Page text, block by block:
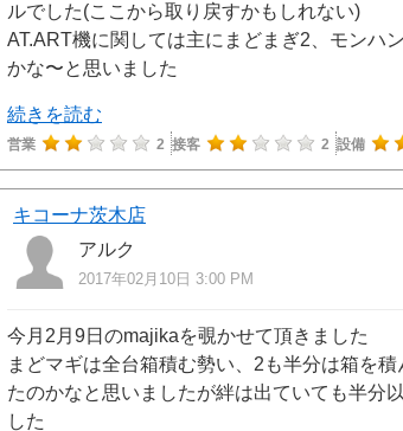
ルでした(ここから取り戻すかもしれない)
AT.ART機に関しては主にまどまぎ2、モンハ
かな〜と思いました
続きを読む
営業 2 接客 2 設備
キコーナ茨木店
アルク
2017年02月10日 3:00 PM
今月2月9日のmajikaを覗かせて頂きました
まどマギは全台箱積む勢い、2も半分は箱を
たのかなと思いましたが絆は出ていても半分
した